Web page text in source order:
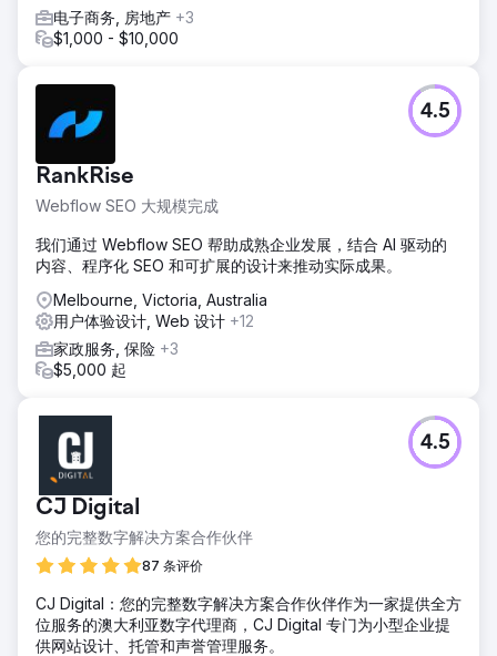
电子商务, 房地产 +3
$1,000 - $10,000
RankRise
Webflow SEO 大规模完成
4.5
我们通过 Webflow SEO 帮助成熟企业发展，结合 AI 驱动的
内容、程序化 SEO 和可扩展的设计来推动实际成果。
Melbourne, Victoria, Australia
用户体验设计, Web 设计 +12
家政服务, 保险 +3
$5,000 起
CJ Digital
您的完整数字解决方案合作伙伴
87 条评价
4.5
CJ Digital：您的完整数字解决方案合作伙伴作为一家提供全方
位服务的澳大利亚数字代理商，CJ Digital 专门为小型企业提
供网站设计、托管和声誉管理服务。